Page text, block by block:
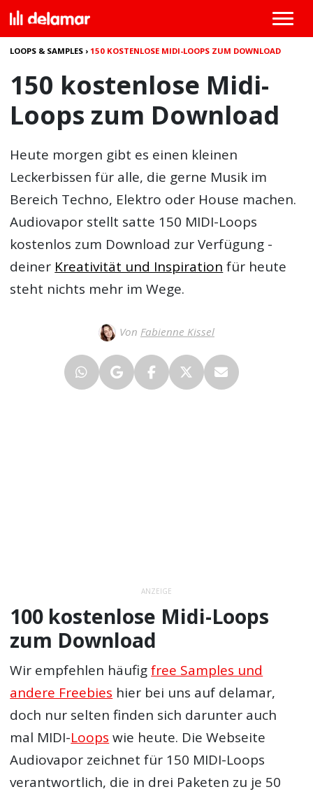
LOOPS & SAMPLES › 150 KOSTENLOSE MIDI-LOOPS ZUM DOWNLOAD
150 kostenlose Midi-
Loops zum Download
Heute morgen gibt es einen kleinen
Leckerbissen für alle, die gerne Musik im
Bereich Techno, Elektro oder House machen.
Audiovapor stellt satte 150 MIDI-Loops
kostenlos zum Download zur Verfügung -
deiner Kreativität und Inspiration für heute
steht nichts mehr im Wege.
Von Fabienne Kissel
ANZEIGE
100 kostenlose Midi-Loops
zum Download
Wir empfehlen häufigfree Samples und
andere Freebies hier bei uns auf delamar,
doch nur selten finden sich darunter auch
mal MIDI-Loops wie heute. Die Webseite
Audiovapor zeichnet für 150 MIDI-Loops
verantwortlich, die in drei Paketen zu je 50